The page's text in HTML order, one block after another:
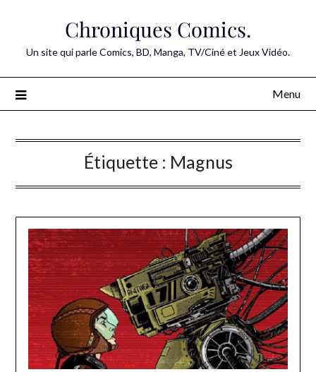
Chroniques Comics.
Un site qui parle Comics, BD, Manga, TV/Ciné et Jeux Vidéo.
Menu
Étiquette : Magnus